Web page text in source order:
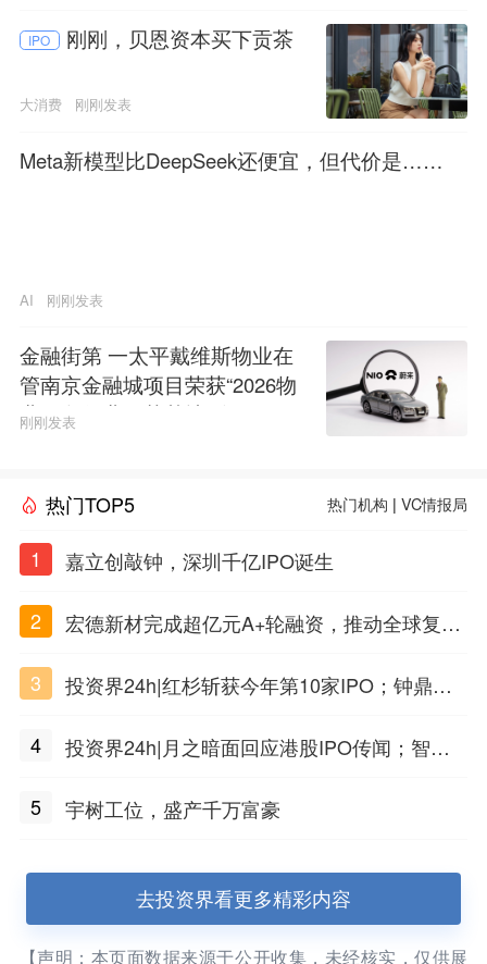
IPO 刚刚，贝恩资本买下贡茶
大消费 刚刚发表
Meta新模型比DeepSeek还便宜，但代价是……
AI 刚刚发表
金融街第 一太平戴维斯物业在
管南京金融城项目荣获“2026物
业服务行业示范基地”称号
刚刚发表
热门TOP5 热门机构 |VC情报局
1 嘉立创敲钟，深圳千亿IPO诞生
2
宏德新材完成超亿元A+轮融资，推动全球复合
3
投资界24h|红杉斩获今年第10家IPO；钟鼎投
水
4
投资界24h|月之暗面回应港股IPO传闻；智元
5
宇树工位，盛产千万富豪
去投资界看更多精彩内容
【声明：本页面数据来源于公开收集，未经核实，仅供展